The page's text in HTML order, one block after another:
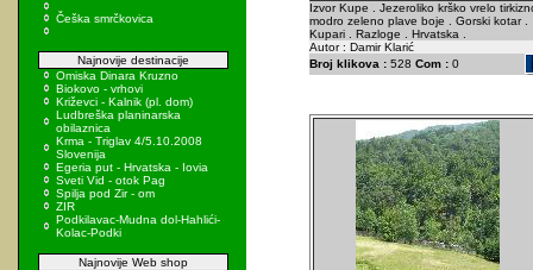
Češka smrčkovica
Najnovije destinacije
Omiska Dinara Kruzno
Biokovo - vrhovi
Križevci - Kalnik (pl. dom)
Ludbreška planinarska
obilaznica
Krma - Triglav 4/5.10.2008
Slovenija
Egeria put - Hrvatska - Iovia
Sveti Vid - otok Pag
Spilja pod Zir - om
ZIR
Podkilavac-Mudna dol-Hahlići-
Kolac-Podki
Najnovije Web shop
Izvor Kupe . Jezeroliko krško vrelo
modro zeleno plave boje . Gorski kotar .
Kupari . Razloge . Hrvatska .
Autor : Damir Klarić
Broj klikova :528 Com :0